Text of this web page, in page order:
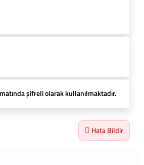
şifreli olarak kullanılmaktadır.
Hata Bildir